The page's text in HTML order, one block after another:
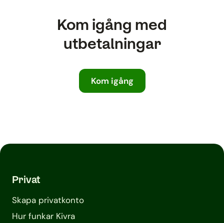
Kom igång med
utbetalningar
Kom igång
Privat
Skapa privatkonto
Hur funkar Kivra